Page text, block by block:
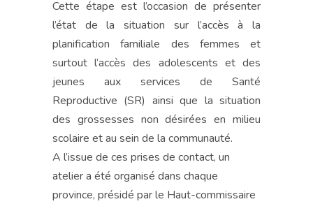
Cette étape est l’occasion de présenter
l’état de la situation sur l’accès à la
planification familiale des femmes et
surtout l’accès des adolescents et des
jeunes aux services de Santé
Reproductive (SR) ainsi que la situation
des grossesses non désirées en milieu
scolaire et au sein de la communauté.
A l’issue de ces prises de contact, un
atelier a été organisé dans chaque
province, présidé par le Haut-commissaire